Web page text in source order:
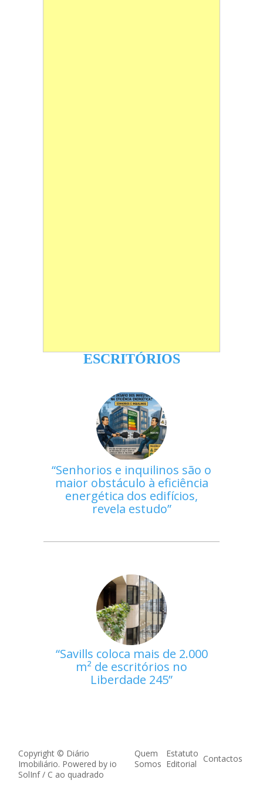
ESCRITÓRIOS
Senhorios e inquilinos são o
maior obstáculo à eficiência
energética dos edifícios,
revela estudo
Savills coloca mais de 2.000
m² de escritórios no
Liberdade 245
Copyright © Diário
Imobiliário. Powered by io
SolInf/ C ao quadrado
Quem
Somos
Estatuto
Editorial
Contactos